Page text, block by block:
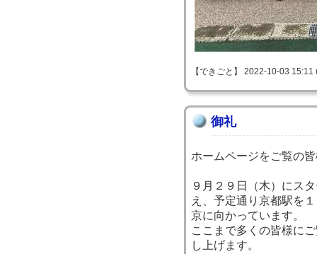
【できごと】 2022-10-03
御礼
ホームページをご覧の
９月２９日（木）にス
え、予定通り京都駅を
京に向かっています。
ここまで多くの皆様に
し上げます。